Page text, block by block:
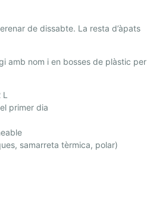
de dissabte. La resta d’àpats
amb nom i en bosses de plàstic per
primer dia
samarreta tèrmica, polar)